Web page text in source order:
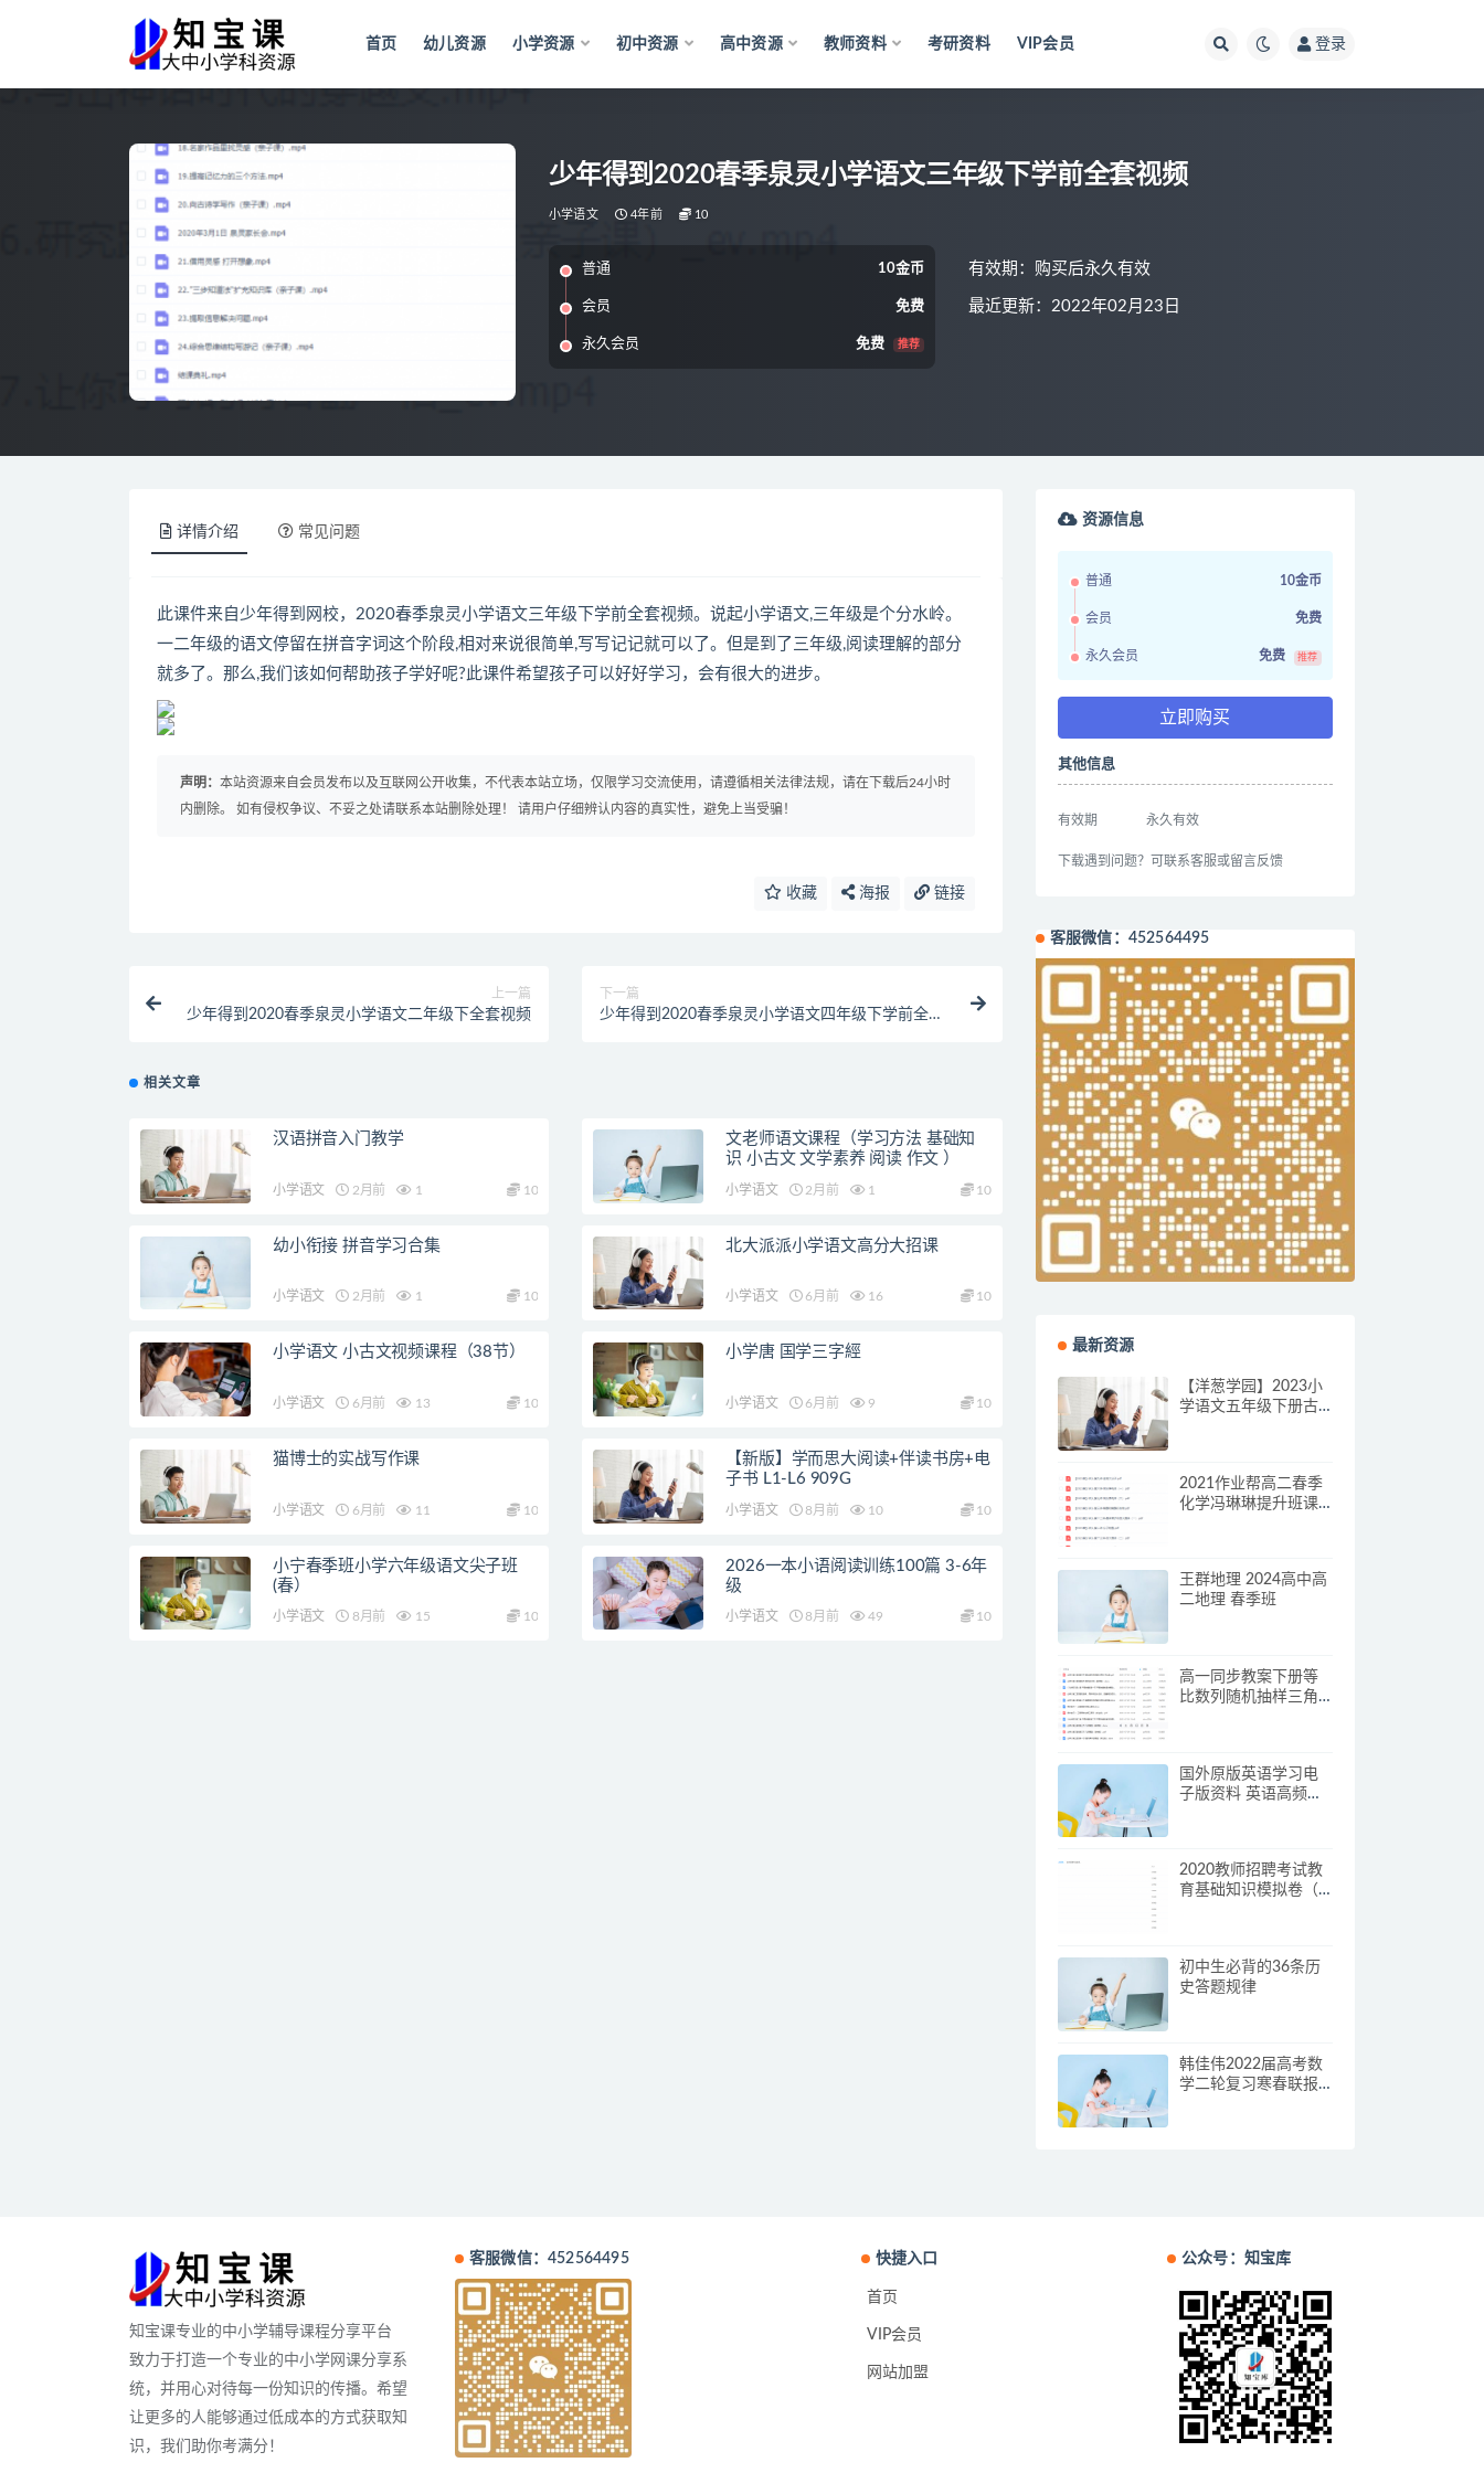
首页 幼儿资源 小学资源 初中资源 高中资源 教师资料 考研资料 VIP会员 登录
少年得到2020春季泉灵小学语文三年级下学前全套视频
小学语文 4年前 10
普通 10金币
会员 免费
永久会员 免费 推荐
有效期：购买后永久有效
最近更新：2022年02月23日
详情介绍 常见问题
此课件来自少年得到网校，2020春季泉灵小学语文三年级下学前全套视频。说起小学语文,三年级是个分水岭。
一二年级的语文停留在拼音字词这个阶段,相对来说很简单,写写记记就可以了。但是到了三年级,阅读理解的部分
就多了。那么,我们该如何帮助孩子学好呢?此课件希望孩子可以好好学习，会有很大的进步。
声明： 本站资源来自会员发布以及互联网公开收集，不代表本站立场，仅限学习交流使用，请遵循相关法律法规，请在下载后24小时
内删除。 如有侵权争议、不妥之处请联系本站删除处理！ 请用户仔细辨认内容的真实性，避免上当受骗！
收藏 海报 链接
上一篇
少年得到2020春季泉灵小学语文二年级下全套视频
下一篇
少年得到2020春季泉灵小学语文四年级下学前全套
相关文章
汉语拼音入门教学
小学语文 2月前 1 10
文老师语文课程（学习方法 基础知
识 小古文 文学素养 阅读 作文 ）
小学语文 2月前 1 10
幼小衔接 拼音学习合集
小学语文 2月前 1 10
北大派派小学语文高分大招课
小学语文 6月前 16 10
小学语文 小古文视频课程（38节）
小学语文 6月前 13 10
小学唐 国学三字經
小学语文 6月前 9 10
猫博士的实战写作课
小学语文 6月前 11 10
【新版】学而思大阅读+伴读书房+电
子书 L1-L6 909G
小学语文 8月前 10 10
小宁春季班小学六年级语文尖子班
(春）
小学语文 8月前 15 10
2026一本小语阅读训练100篇 3-6年
级
小学语文 8月前 49 10
资源信息
普通 10金币
会员 免费
永久会员 免费 推荐
立即购买
其他信息
有效期 永久有效
下载遇到问题？可联系客服或留言反馈
客服微信：452564495
最新资源
【洋葱学园】2023小
学语文五年级下册古
2021作业帮高二春季
化学冯琳琳提升班课
王群地理 2024高中高
二地理 春季班
高一同步教案下册等
比数列随机抽样三角
国外原版英语学习电
子版资料 英语高频词
2020教师招聘考试教
育基础知识模拟卷（1-
初中生必背的36条历
史答题规律
韩佳伟2022届高考数
学二轮复习寒春联报
知宝课专业的中小学辅导课程分享平台
致力于打造一个专业的中小学网课分享系
统，并用心对待每一份知识的传播。希望
让更多的人能够通过低成本的方式获取知
识，我们助你考满分！
客服微信：452564495 快捷入口
首页
VIP会员
网站加盟
公众号：知宝库